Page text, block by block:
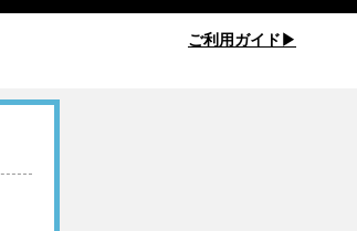
ご利用ガイド▶︎